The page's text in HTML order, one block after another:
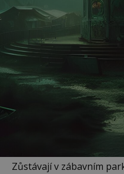
Zůstávají v zábavním